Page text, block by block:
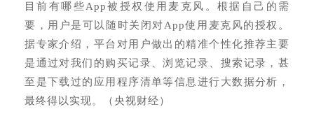
目前有哪些App被授权使用麦克风。根据自己的需
要，用户是可以随时关闭对App使用麦克风的授权。
据专家介绍，平台对用户做出的精准个性化推荐主要
是通过对我们的购买记录、浏览记录、搜索记录，甚
至是下载过的应用程序清单等信息进行大数据分析，
最终得以实现。（央视财经）